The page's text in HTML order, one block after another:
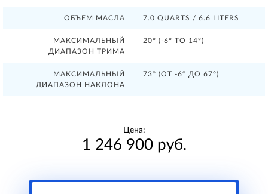
ОБЪЕМ МАСЛА 7.0 QUARTS / 6.6 LITERS
МАКСИМАЛЬНЫЙ
ДИАПАЗОН ТРИМА
20° (-6° TO 14°)
МАКСИМАЛЬНЫЙ
ДИАПАЗОН НАКЛОНА
73° (ОТ -6° ДО 67°)
Цена:
1 246 900 руб.